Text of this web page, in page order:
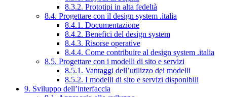
8.3.2. Prototipi in alta fedeltà
8.4. Progettare con il design system .italia
8.4.1. Documentazione
8.4.2. Benefici del design system
8.4.3. Risorse operative
8.4.4. Come contribuire al design system .italia
8.5. Progettare con i modelli di sito e servizi
8.5.1. Vantaggi dell’utilizzo dei modelli
8.5.2. I modelli di sito e servizi disponibili
9. Sviluppo dell’interfaccia